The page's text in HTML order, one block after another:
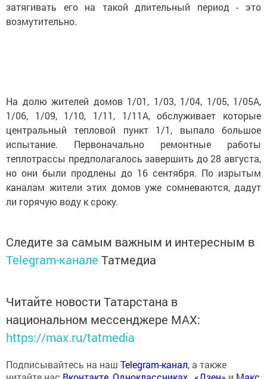
затягивать его на такой длительный период - это
возмутительно.
На долю жителей домов 1/01, 1/03, 1/04, 1/05, 1/05А,
1/06, 1/09, 1/10, 1/11, 1/11А, обслуживает которые
центральный тепловой пункт 1/1, выпало большое
испытание. Первоначально ремонтные работы
теплотрассы предполагалось завершить до 28 августа,
но они были продлены до 16 сентября. По изрытым
каналам жители этих домов уже сомневаются, дадут
ли горячую воду к сроку.
Следите за самым важным и интересным в
Telegram-канале Татмедиа
Читайте новости Татарстана в
национальном мессенджере MАХ:
https://max.ru/tatmedia
Подписывайтесь на наш Telegram-канал, а также